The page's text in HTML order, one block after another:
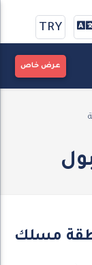
TRY
عرض خاص
مسلك